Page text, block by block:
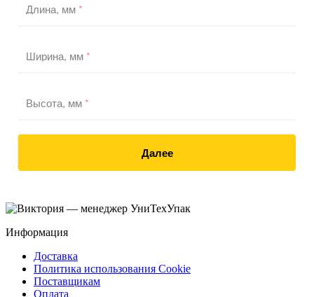
Длина, мм*
Ширина, мм*
Высота, мм*
Далее
Информация
Доставка
Политика использования Cookie
Поставщикам
Оплата